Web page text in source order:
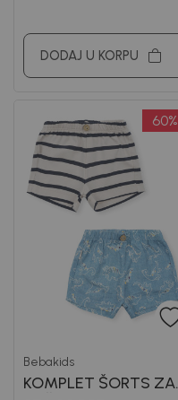
DODAJ U KORPU
60%
Bebakids
KOMPLET ŠORTS ZA